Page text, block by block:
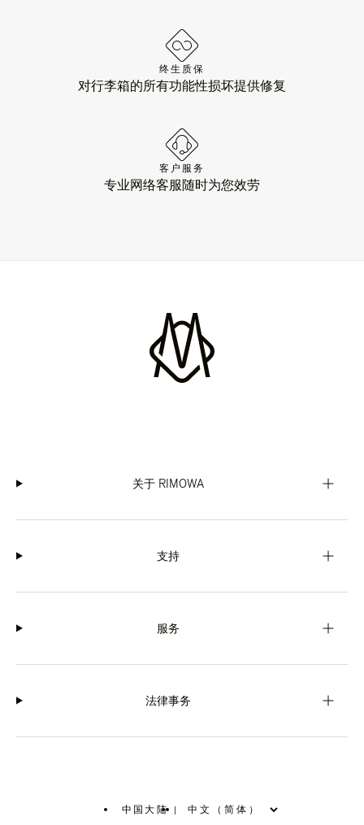
终生质保
对行李箱的所有功能性损坏提供修复
客户服务
专业网络客服随时为您效劳
关于 RIMOWA
支持
服务
法律事务
中国大陆 |